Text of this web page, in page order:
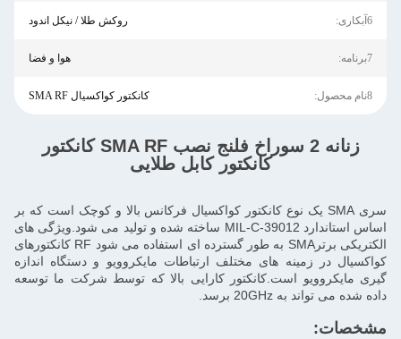
6آبکاری: روکش طلا / نیکل اندود
7برنامه: هوا و فضا
8نام محصول: کانکتور کواکسیال SMA RF
زنانه 2 سوراخ فلنج نصب SMA RF کانکتور
کانکتور کابل طلایی
سری SMA یک نوع کانکتور کواکسیال فرکانس بالا و کوچک است که بر
اساس استاندارد MIL-C-39012 ساخته شده و تولید می شود.ویژگی های
الکتریکی برترSMA به طور گسترده ای استفاده می شود RF کانکتورهای
کواکسیال در زمینه های مختلف ارتباطات مایکروویو و دستگاه اندازه
گیری مایکروویو است.کانکتور کارایی بالا که توسط شرکت ما توسعه
داده شده می تواند به 20GHz برسد.
مشخصات: